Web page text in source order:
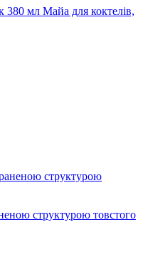
380 мл Mайа для коктелів,
структурою товстого